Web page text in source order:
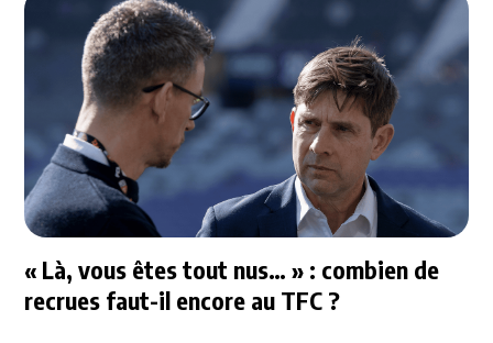
« Là, vous êtes tout nus… » : combien de
recrues faut-il encore au TFC ?